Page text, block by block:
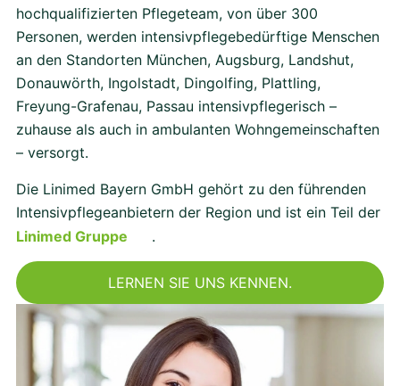
hochqualifizierten Pflegeteam, von über 300
Personen, werden intensivpflegebedürftige Menschen
an den Standorten München, Augsburg, Landshut,
Donauwörth, Ingolstadt, Dingolfing, Plattling,
Freyung-Grafenau, Passau intensivpflegerisch –
zuhause als auch in ambulanten Wohngemeinschaften
– versorgt.
Die Linimed Bayern GmbH gehört zu den führenden
Intensivpflegeanbietern der Region und ist ein Teil der
Linimed Gruppe
.
LERNEN SIE UNS KENNEN.